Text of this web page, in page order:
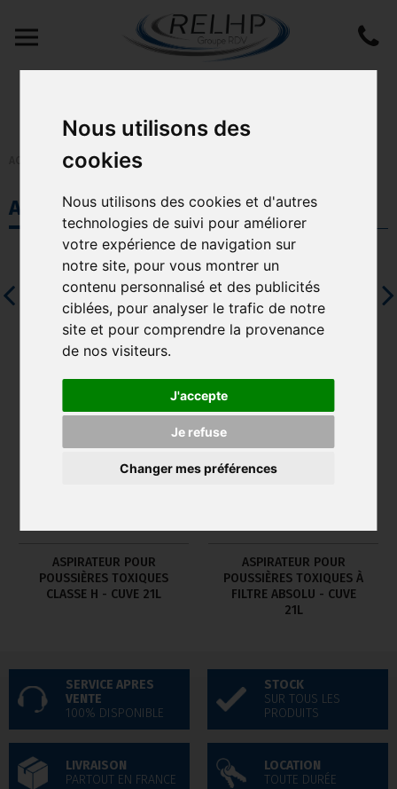
Nous utilisons des
cookies
Nous utilisons des cookies et d'autres
technologies de suivi pour améliorer
votre expérience de navigation sur
notre site, pour vous montrer un
contenu personnalisé et des publicités
ciblées, pour analyser le trafic de notre
site et pour comprendre la provenance
de nos visiteurs.
J'accepte
Je refuse
Changer mes préférences
DÉPOUSSIÉRAGE/
ASPIRATEUR SALLE BLANCHE
Appareil de brossage
électrique
Voir les 7 produits
Appareil de brossage
pneumatique
Voir le produit
ASPIRATEUR POUR
POUSSIÈRES TOXIQUES
CLASSE H - CUVE 21L
ASPIRATEUR POUR
POUSSIÈRES TOXIQUES À
FILTRE ABSOLU - CUVE
21L
SERVICE APRES
VENTE
100% DISPONIBLE
STOCK
SUR TOUS LES
PRODUITS
LIVRAISON
PARTOUT EN FRANCE
LOCATION
TOUTE DURÉE